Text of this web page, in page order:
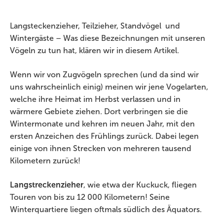
Langsteckenzieher, Teilzieher, Standvögel und
Wintergäste – Was diese Bezeichnungen mit unseren
Vögeln zu tun hat, klären wir in diesem Artikel.
Wenn wir von Zugvögeln sprechen (und da sind wir
uns wahrscheinlich einig) meinen wir jene Vogelarten,
welche ihre Heimat im Herbst verlassen und in
wärmere Gebiete ziehen. Dort verbringen sie die
Wintermonate und kehren im neuen Jahr, mit den
ersten Anzeichen des Frühlings zurück. Dabei legen
einige von ihnen Strecken von mehreren tausend
Kilometern zurück!
Langstreckenzieher, wie etwa der Kuckuck, fliegen
Touren von bis zu 12 000 Kilometern! Seine
Winterquartiere liegen oftmals südlich des Äquators.